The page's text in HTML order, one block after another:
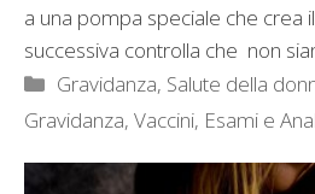
a una pompa speciale che crea
successiva controlla che non
Categorie
Gravidanza, Salute della
Gravidanza, Vaccini, Esami e